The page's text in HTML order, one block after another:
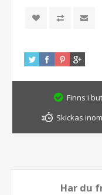
Finns i
Skickas
Har du